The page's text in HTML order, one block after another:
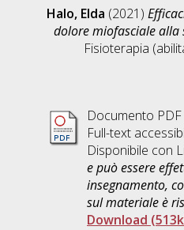
Halo, Elda (2021)
dolore miofasciale alla
Fisioterapia
Documento PDF
Full-text
Disponibile con
e può essere
insegnamento,
sul materiale è
Download